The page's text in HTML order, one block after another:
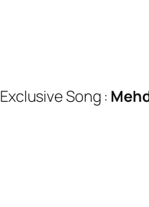
Exclusive Song :